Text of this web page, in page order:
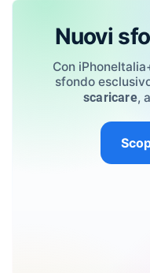
Nuovi
Con
sfondo
scaricare,